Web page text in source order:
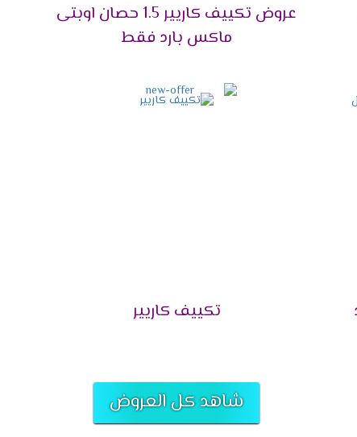
التى توجد به كما أنه مزود بالتشغيل التلقائى فى حالة قطع
الصادر من الجهاز والتى تجعلنا متميزين من خلال خاصية
عروض تكييف كاريير 1.5 حصان اوبتى
ماكس بارد فقط
تكييف كاريير
شاهد كل العروض